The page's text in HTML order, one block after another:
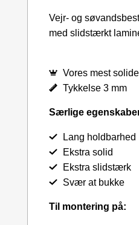
Vejr- og
med slidstærkt
Vores mest
Tykkelse 3 mm
Særlige
Lang holdbarhed
Ekstra solid
Ekstra slidstærk
Svær at bukke
Til montering på: